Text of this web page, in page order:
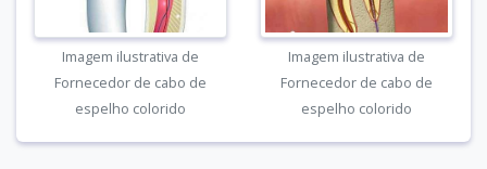
Imagem ilustrativa de
Fornecedor de cabo de
espelho colorido
Imagem ilustrativa de
Fornecedor de cabo de
espelho colorido